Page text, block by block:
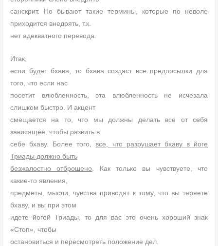
санскрит. Но бывают такие термины, которые по неволе
приходится внедрять, т.к.
нет адекватного перевода.
Итак,
если будет бхава, то бхава создаст все предпосылки для
того, что если нас
посетит влюбленность, эта влюбленность не исчезала
слишком быстро. И акцент
смещается на то, что мы должны делать все от себя
зависящее, чтобы развить в
себе бхаву. Более того, все, что разрушает бхаву в йоге
Триады должно быть
безжалостно отброшено . Как только вы чувствуете, что
какие-то явления,
предметы, мысли, чувства приводят к тому, что вы теряете
бхаву, и вы при этом
идете йогой Триады, то для вас это очень хороший знак
«Стоп», чтобы
остановиться и пересмотреть положение дел.